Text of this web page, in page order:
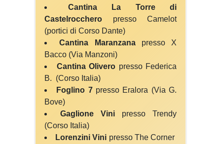
Cantina La Torre di
Castelrocchero presso Camelot
(portici di Corso Dante)
Cantina Maranzanapresso X
Bacco (Via Manzoni)
Cantina Olivero presso Federica
B. (Corso Italia)
Foglino 7presso Eralora (Via G.
Bove)
Gaglione Vini presso Trendy
(Corso Italia)
Lorenzini Vini presso The Corner